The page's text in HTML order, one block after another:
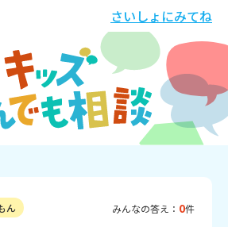
さいしょにみてね
ん みんなの答え： 0件